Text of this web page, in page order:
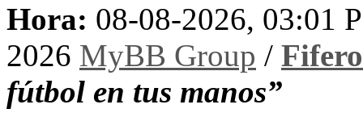
Hora: 08-08-2026, 03:01
2026 MyBB Group /
fútbol en tus manos”